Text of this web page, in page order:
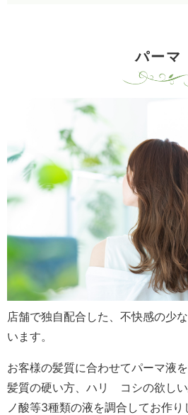
パーマ
店舗で独自配合した、不快感の少
います。
お客様の髪質に合わせてパーマ液
髪質の硬い方、ハリ コシの欲しい
ノ酸等3種類の液を調合してお作り